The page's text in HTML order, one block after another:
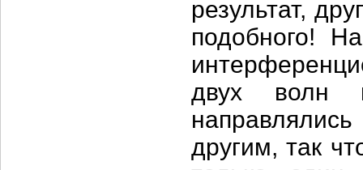
результат,
подобного!
двух волн
другим, так